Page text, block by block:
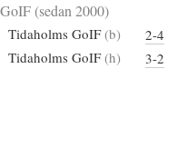
(sedan 2000)
Tidaholms GoIF(b)
2-4
Tidaholms GoIF(h) 3-2